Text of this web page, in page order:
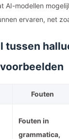
AI-modellen
ervaren, net
tussen
Fouten
Fouten in
grammatica,